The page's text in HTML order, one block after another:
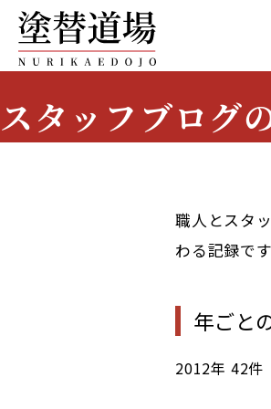
スタッフブログ
職人とスタ
わる記録です
年ごと
2012年 42件